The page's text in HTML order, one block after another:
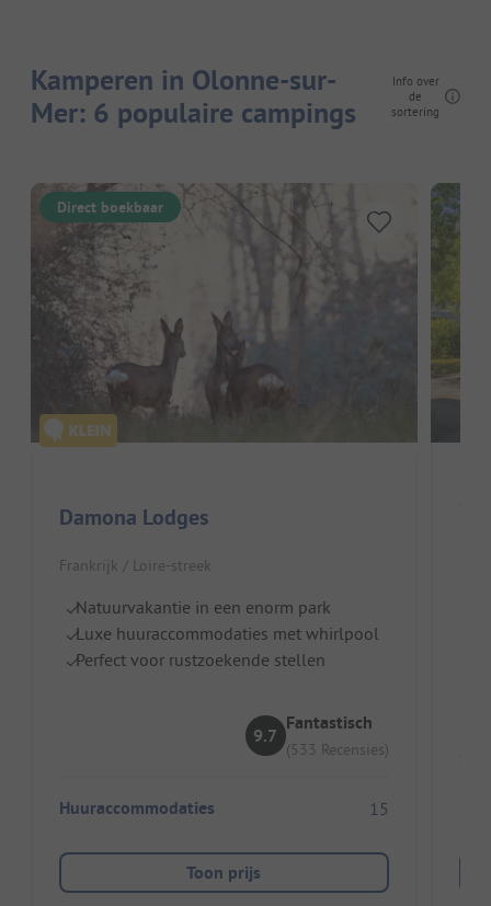
Kamperen in Olonne-sur-
Mer: 6 populaire campings
Info over
de
sortering
Direct boekbaar
Damona Lodges
Frankrijk / Loire-streek
Natuurvakantie in een enorm park
Luxe huuraccommodaties met whirlpool
Perfect voor rustzoekende stellen
9.7
Fantastisch
(533 Recensies)
Huuraccommodaties 15
Toon prijs